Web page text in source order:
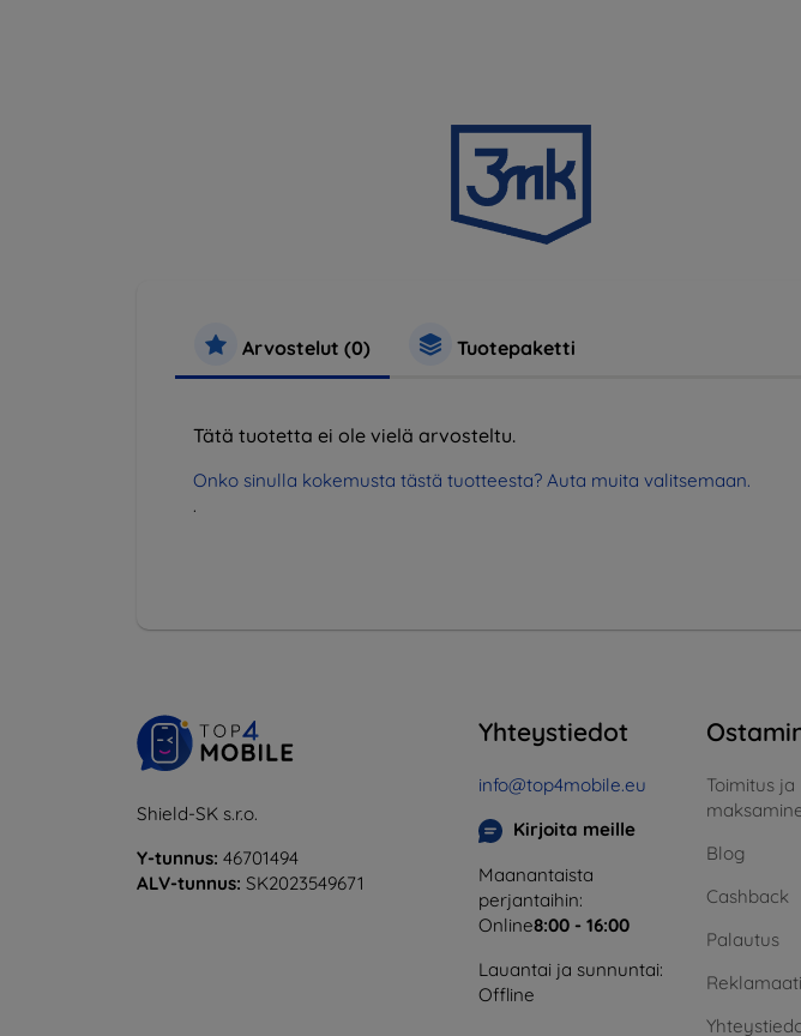
Arvostelut (0) Tuotepaketti
Tätä tuotetta ei ole vielä arvosteltu.
Onko sinulla kokemusta tästä tuotteesta? Auta muita valitsemaan.
.
Shield-SK s.r.o.
Y-tunnus: 46701494
ALV-tunnus: SK2023549671
Yhteystiedot
info@top4mobile.eu
Kirjoita meille
Maanantaista
perjantaihin:
Online8:00 - 16:00
Lauantai ja sunnuntai:
Offline
Toimitus ja
Blog
Cashback
Palautus